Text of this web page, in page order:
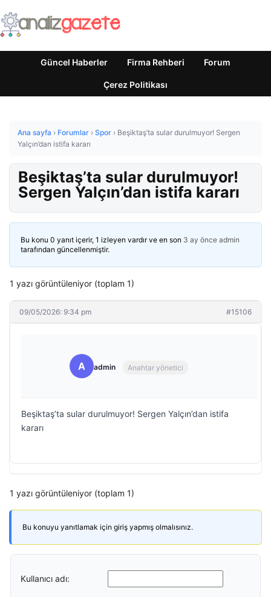
Güncel Haberler Firma Rehberi Forum
Çerez Politikası
Ana sayfa › Forumlar › Spor › Beşiktaş’ta sular durulmuyor! Sergen
Yalçın’dan istifa kararı
Beşiktaş’ta sular durulmuyor!
Sergen Yalçın’dan istifa kararı
Bu konu 0 yanıt içerir, 1 izleyen vardır ve en son 3 ay önce admin
tarafından güncellenmiştir.
1 yazı görüntüleniyor (toplam 1)
09/05/2026: 9:34 pm #15106
A admin Anahtar yönetici
Beşiktaş’ta sular durulmuyor! Sergen Yalçın’dan istifa
kararı
1 yazı görüntüleniyor (toplam 1)
Bu konuyu yanıtlamak için giriş yapmış olmalısınız.
Kullanıcı adı: